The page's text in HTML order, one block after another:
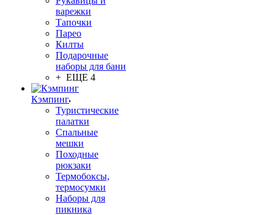
варежки
Тапочки
Парео
Килты
Подарочные
наборы для бани
+ ЕЩЕ 4
Кэмпинг
Туристические
палатки
Спальные
мешки
Походные
рюкзаки
Термобоксы,
термосумки
Наборы для
пикника